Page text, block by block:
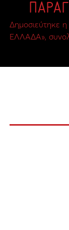
Δημοσιεύτηκε
ΕΛΛΑΔΑ»,